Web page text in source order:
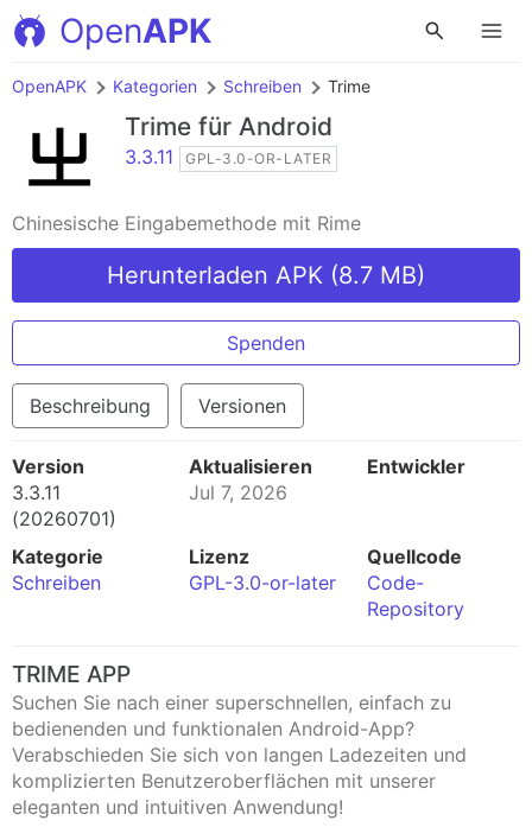
OpenAPK
OpenAPK Kategorien Schreiben Trime
Trime für Android
3.3.11 GPL-3.0-OR-LATER
Chinesische Eingabemethode mit Rime
Herunterladen APK (8.7 MB)
Spenden
Beschreibung Versionen
Version
3.3.11
(20260701)
Aktualisieren
Jul 7, 2026
Entwickler
Kategorie
Schreiben
Lizenz
GPL-3.0-or-later
Quellcode
Code-
Repository
TRIME APP
Suchen Sie nach einer superschnellen, einfach zu
bedienenden und funktionalen Android-App?
Verabschieden Sie sich von langen Ladezeiten und
komplizierten Benutzeroberflächen mit unserer
eleganten und intuitiven Anwendung!